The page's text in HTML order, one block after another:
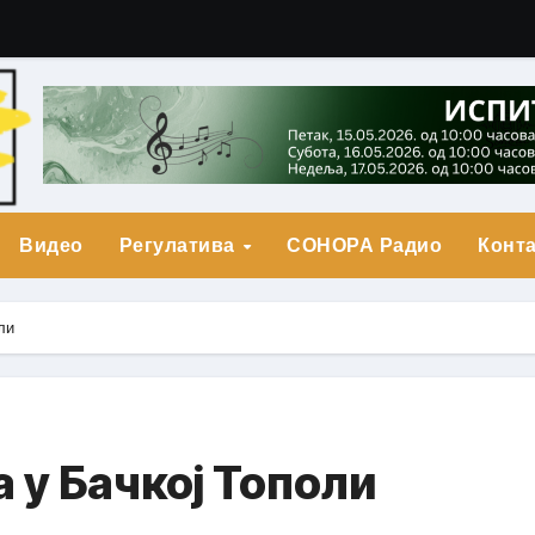
Друга Награда
награда
Видео Регулатива СОНОРА Радио
Бачкој Тополи